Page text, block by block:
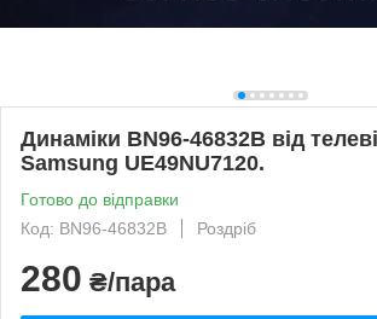
Динаміки BN96-46832B від
Samsung UE49NU7120.
Готово до відправки
Код: BN96-46832B
Роздріб
280 ₴/пара